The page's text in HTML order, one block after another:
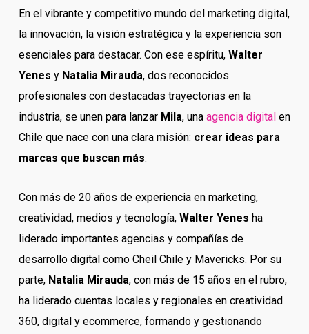
En el vibrante y competitivo mundo del marketing digital,
la innovación, la visión estratégica y la experiencia son
esenciales para destacar. Con ese espíritu, Walter
Yenes y Natalia Mirauda, dos reconocidos
profesionales con destacadas trayectorias en la
industria, se unen para lanzar Mila, una agencia digitalen
Chile que nace con una clara misión: crear ideas para
marcas que buscan más.
Con más de 20 años de experiencia en marketing,
creatividad, medios y tecnología, Walter Yenes ha
liderado importantes agencias y compañías de
desarrollo digital como Cheil Chile y Mavericks. Por su
parte, Natalia Mirauda, con más de 15 años en el rubro,
ha liderado cuentas locales y regionales en creatividad
360, digital y ecommerce, formando y gestionando